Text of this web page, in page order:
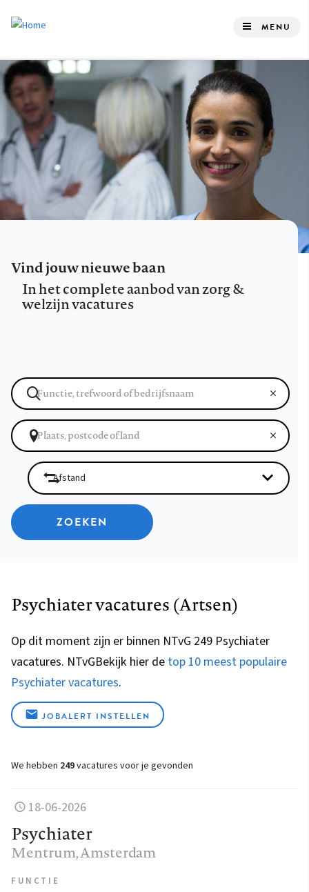
de
inhoud
gaan
MENU
Vind jouw nieuwe baan
In het complete aanbod van zorg &
welzijn vacatures
ZOEKEN
Psychiater vacatures (Artsen)
Op dit moment zijn er binnen NTvG 249 Psychiater
vacatures. NTvGBekijk hier de top 10 meest populaire
Psychiater vacatures.
JOBALERT INSTELLEN
We hebben 249vacatures voor je gevonden
18-06-2026
Psychiater
Mentrum, Amsterdam
FUNCTIE